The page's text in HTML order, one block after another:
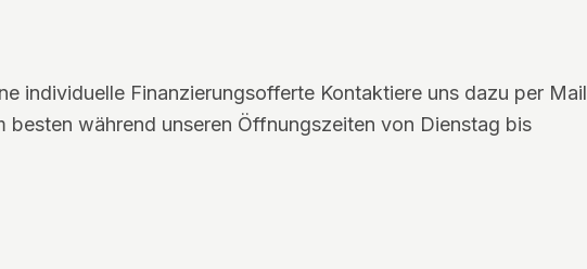
individuelle Finanzierungsofferte Kontaktiere uns dazu per Mail
besten während unseren Öffnungszeiten von Dienstag bis